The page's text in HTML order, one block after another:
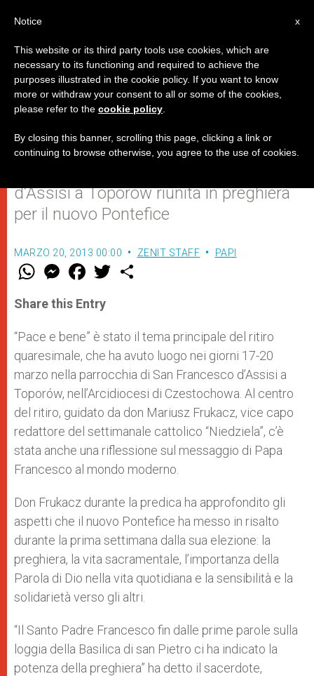
Polonia: ritiro quaresimale
dedicato a Papa Francesco
d’Assisi a Toporów riunita in preghiera
per il nuovo Pontefice
MARZO 20, 2013 00:00 ZENIT STAFF PAPI
W
t
s
p
p
M
e
s
e
g
e
r
F
a
e
b
o
w
r
Share this Entry
“Pace e bene” è stato il tema principale del ritiro
quaresimale, che ha avuto luogo nei giorni 17-20
marzo nella parrocchia di San Francesco d’Assisi a
Toporów, nell’Arcidiocesi di Czestochowa. Al centro
del ritiro, guidato da don Mariusz Frukacz, vice capo
redattore del settimanale cattolico “Niedziela”, c’è
stata anche una riflessione sul messaggio di Papa
Francesco al mondo moderno.
Don Frukacz durante la predica ha approfondito gli
aspetti che il nuovo Pontefice ha messo in risalto
durante la prima settimana dalla sua elezione: la
preghiera, la vita sacramentale, l’importanza della
Parola di Dio nella vita quotidiana e la sensibilità e la
solidarietà verso gli altri.
“Il Santo Padre Francesco fin dalle prime parole sulla
loggia della Basilica di san Pietro ci ha indicato la
potenza della preghiera” ha detto il sacerdote,
x
Notice
This website or its third party tools use cookies, which are
necessary to its functioning and required to achieve the
purposes illustrated in the cookie policy. If you want to know
more or withdraw your consent to all or some of the cookies,
please refer to the cookie policy
By closing this banner, scrolling this page, clicking a link or
continuing to browse otherwise, you agree to the use of cookies.